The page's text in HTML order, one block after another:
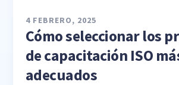
4 FEBRERO, 2025
Cómo seleccionar los
de capacitación ISO
adecuados